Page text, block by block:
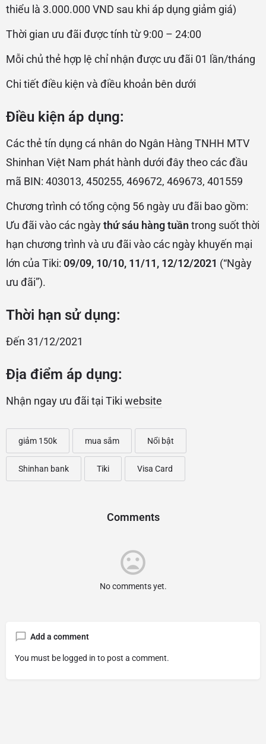
thiểu là 3.000.000 VND sau khi áp dụng giảm giá)
Thời gian ưu đãi được tính từ 9:00 – 24:00
Mỗi chủ thẻ hợp lệ chỉ nhận được ưu đãi 01 lần/tháng
Chi tiết điều kiện và điều khoản bên dưới
Điều kiện áp dụng:
Các thẻ tín dụng cá nhân do Ngân Hàng TNHH MTV
Shinhan Việt Nam phát hành dưới đây theo các đầu
mã BIN: 403013, 450255, 469672, 469673, 401559
Chương trình có tổng cộng 56 ngày ưu đãi bao gồm:
Ưu đãi vào các ngàythứ sáu hàng tuần trong suốt thời
hạn chương trình và ưu đãi vào các ngày khuyến mại
lớn của Tiki: 09/09, 10/10, 11/11, 12/12/2021 (“Ngày
ưu đãi”).
Thời hạn sử dụng:
Đến 31/12/2021
Địa điểm áp dụng:
Nhận ngay ưu đãi tại Tiki website
giảm 150k mua sắm Nổi bật
Shinhan bank Tiki Visa Card
Comments
No comments yet.
Add a comment
You must be logged in to post a comment.